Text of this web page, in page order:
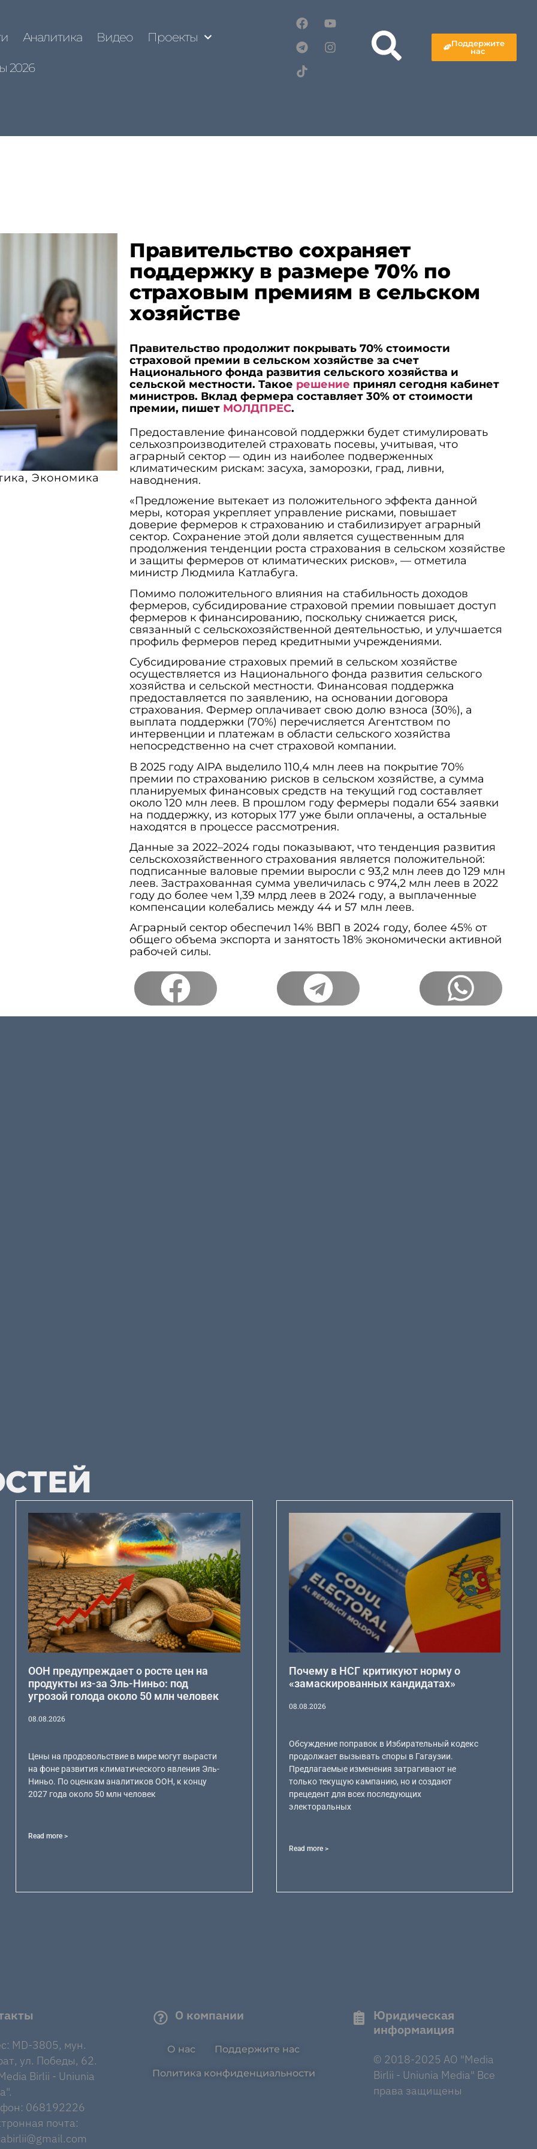
Аналитика Видео Проекты
2026
Поддержите
нас
, Экономика
Правительство сохраняет
поддержку в размере 70% по
страховым премиям в сельском
хозяйстве
Правительство продолжит покрывать 70% стоимости
страховой премии в сельском хозяйстве за счет
Национального фонда развития сельского хозяйства и
сельской местности. Такое решение принял сегодня кабинет
министров. Вклад фермера составляет 30% от стоимости
премии, пишет МОЛДПРЕС.
Предоставление финансовой поддержки будет стимулировать
сельхозпроизводителей страховать посевы, учитывая, что
аграрный сектор — один из наиболее подверженных
климатическим рискам: засуха, заморозки, град, ливни,
наводнения.
«Предложение вытекает из положительного эффекта данной
меры, которая укрепляет управление рисками, повышает
доверие фермеров к страхованию и стабилизирует аграрный
сектор. Сохранение этой доли является существенным для
продолжения тенденции роста страхования в сельском хозяйстве
и защиты фермеров от климатических рисков», — отметила
министр Людмила Катлабуга.
Помимо положительного влияния на стабильность доходов
фермеров, субсидирование страховой премии повышает доступ
фермеров к финансированию, поскольку снижается риск,
связанный с сельскохозяйственной деятельностью, и улучшается
профиль фермеров перед кредитными учреждениями.
Субсидирование страховых премий в сельском хозяйстве
осуществляется из Национального фонда развития сельского
хозяйства и сельской местности. Финансовая поддержка
предоставляется по заявлению, на основании договора
страхования. Фермер оплачивает свою долю взноса (30%), а
выплата поддержки (70%) перечисляется Агентством по
интервенции и платежам в области сельского хозяйства
непосредственно на счет страховой компании.
В 2025 году AIPA выделило 110,4 млн леев на покрытие 70%
премии по страхованию рисков в сельском хозяйстве, а сумма
планируемых финансовых средств на текущий год составляет
около 120 млн леев. В прошлом году фермеры подали 654 заявки
на поддержку, из которых 177 уже были оплачены, а остальные
находятся в процессе рассмотрения.
Данные за 2022–2024 годы показывают, что тенденция развития
сельскохозяйственного страхования является положительной:
подписанные валовые премии выросли с 93,2 млн леев до 129 млн
леев. Застрахованная сумма увеличилась с 974,2 млн леев в 2022
году до более чем 1,39 млрд леев в 2024 году, а выплаченные
компенсации колебались между 44 и 57 млн леев.
Аграрный сектор обеспечил 14% ВВП в 2024 году, более 45% от
общего объема экспорта и занятость 18% экономически активной
рабочей силы.
ООН предупреждает о росте цен на
продукты из-за Эль-Ниньо: под
угрозой голода около 50 млн человек
08.08.2026
Цены на продовольствие в мире могут вырасти
на фоне развития климатического явления Эль-
Ниньо. По оценкам аналитиков ООН, к концу
2027 года около 50 млн человек
Read more >
Почему в НСГ критикуют норму о
«замаскированных кандидатах»
08.08.2026
Обсуждение поправок в Избирательный кодекс
продолжает вызывать споры в Гагаузии.
Предлагаемые изменения затрагивают не
только текущую кампанию, но и создают
прецедент для всех последующих
электоральных
Read more >
MD-3805, мун.
ул. Победы, 62.
Birlii - Uniunia
068192226
почта:
О компании
О нас Поддержите нас
Политика конфиденциальности
Юридическая
информаиция
© 2018-2025 AO "Media
Birlii - Uniunia Media" Все
права защищены